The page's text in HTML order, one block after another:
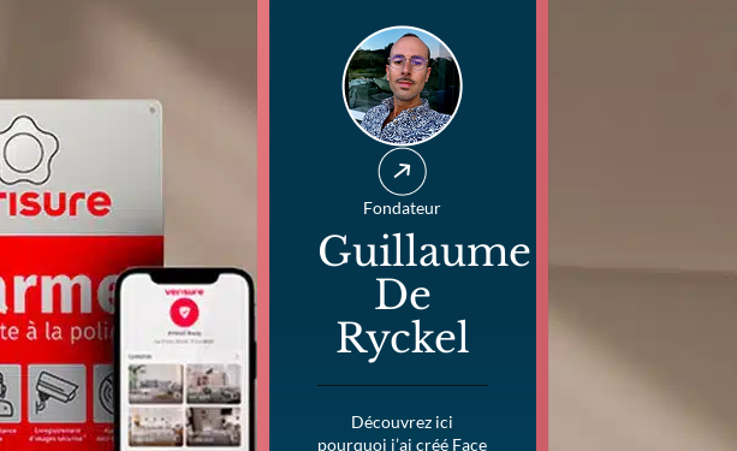
Fondateur
Guillaume
De
Ryckel
Découvrez ici
pourquoi j’ai créé Face